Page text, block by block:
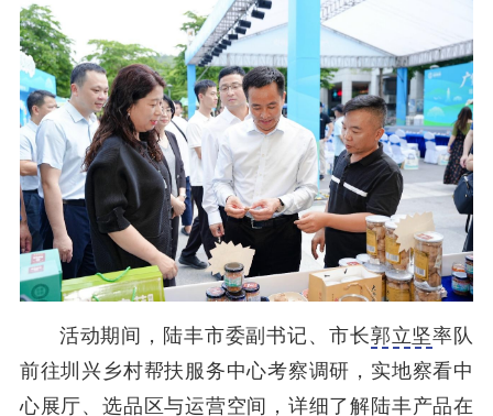
活动期间，陆丰市委副书记、市长郭立坚率队
前往圳兴乡村帮扶服务中心考察调研，实地察看中
心展厅、选品区与运营空间，详细了解陆丰产品在